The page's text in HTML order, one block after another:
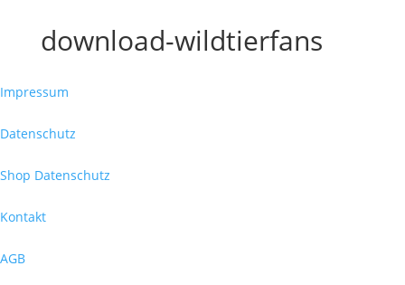
download-wildtierfans
Impressum
Datenschutz
Shop Datenschutz
Kontakt
AGB